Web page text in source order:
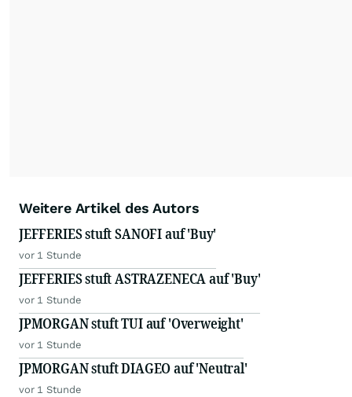
Weitere Artikel des Autors
JEFFERIES stuft SANOFI auf 'Buy'
vor 1 Stunde
JEFFERIES stuft ASTRAZENECA auf 'Buy'
vor 1 Stunde
JPMORGAN stuft TUI auf 'Overweight'
vor 1 Stunde
JPMORGAN stuft DIAGEO auf 'Neutral'
vor 1 Stunde